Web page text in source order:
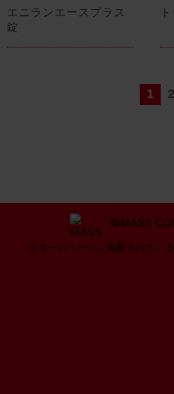
エニランエースプラス
錠
1 2
©MASS
当ホームページに掲載されてい